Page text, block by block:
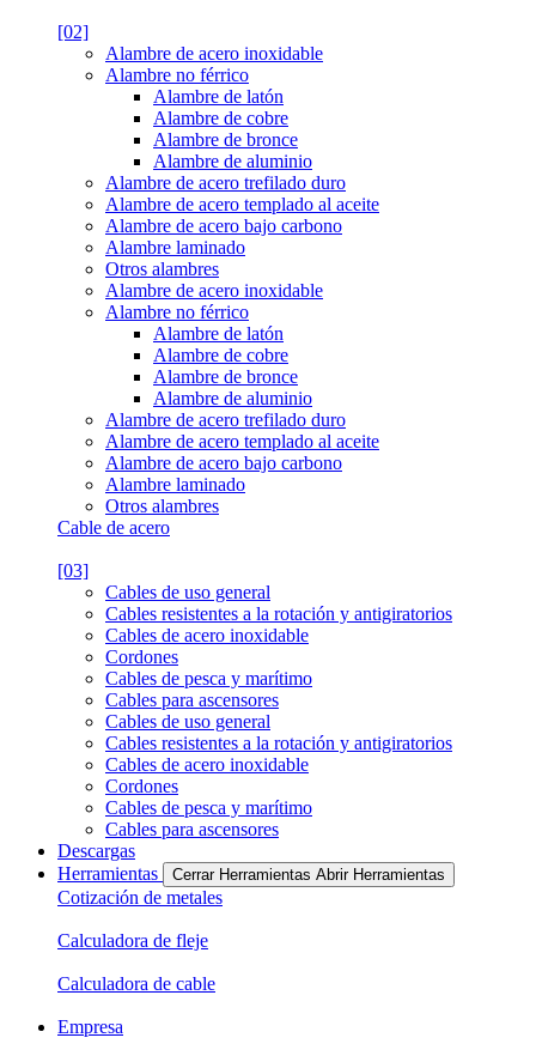
[02]
Alambre de acero inoxidable
Alambre no férrico
Alambre de latón
Alambre de cobre
Alambre de bronce
Alambre de aluminio
Alambre de acero trefilado duro
Alambre de acero templado al aceite
Alambre de acero bajo carbono
Alambre laminado
Otros alambres
Alambre de acero inoxidable
Alambre no férrico
Alambre de latón
Alambre de cobre
Alambre de bronce
Alambre de aluminio
Alambre de acero trefilado duro
Alambre de acero templado al aceite
Alambre de acero bajo carbono
Alambre laminado
Otros alambres
Cable de acero
[03]
Cables de uso general
Cables resistentes a la rotación y antigiratorios
Cables de acero inoxidable
Cordones
Cables de pesca y marítimo
Cables para ascensores
Cables de uso general
Cables resistentes a la rotación y antigiratorios
Cables de acero inoxidable
Cordones
Cables de pesca y marítimo
Cables para ascensores
Descargas
Herramientas
Cerrar Herramientas Abrir Herramientas
Cotización de metales
Calculadora de fleje
Calculadora de cable
Empresa